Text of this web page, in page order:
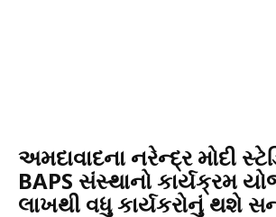
અમદાવાદના નરેન્દ્ર મોદી
BAPS સંસ્થાનો કાર્યક્રમ
લાખથી વધુ કાર્યકરોનું થશે